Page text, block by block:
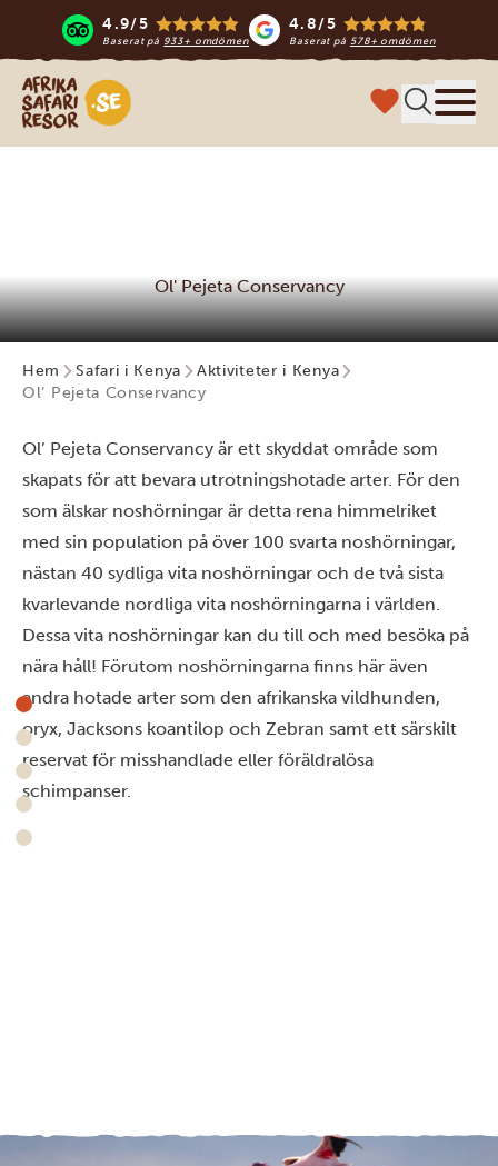
4.9/5
Baserat på 933+ omdömen
4.8/5
Baserat på 578+ omdömen
Safari-resor i Afrika
Ol' Pejeta Conservancy
Hem Safari i Kenya
Aktiviteter i Kenya
Ol’ Pejeta Conservancy
Ol’ Pejeta Conservancy är ett skyddat område som
skapats för att bevara utrotningshotade arter. För den
som älskar noshörningar är detta rena himmelriket
med sin population på över 100 svarta noshörningar,
nästan 40 sydliga vita noshörningar och de två sista
kvarlevande nordliga vita noshörningarna i världen.
Dessa vita noshörningar kan du till och med besöka på
nära håll! Förutom noshörningarna finns här även
andra hotade arter som den afrikanska vildhunden,
oryx, Jacksons koantilop och Zebran samt ett särskilt
reservat för misshandlade eller föräldralösa
schimpanser.